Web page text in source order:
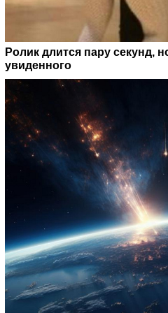
Ролик длится пару секунд,
увиденного